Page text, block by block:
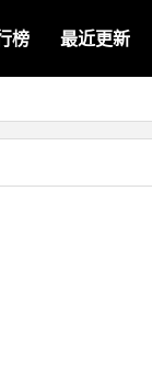
榜 最近更新